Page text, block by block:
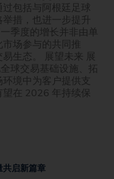
包括与阿根廷足球
措，也进一步提升
季度的增长并非由单
场参与的共同推
生态。 展望未来 展
球交易基础设施、拓
境中为客户提供支
在 2026 年持续保
共启新篇章